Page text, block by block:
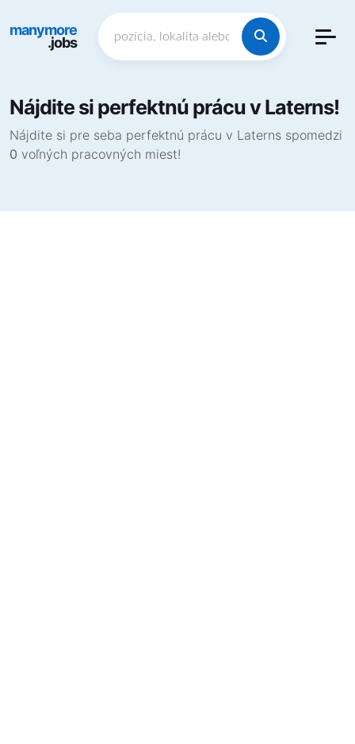
manymore
.jobs
Nájdite si perfektnú prácu v Laterns!
Nájdite si pre seba perfektnú prácu v Laterns spomedzi
0 voľných pracovných miest!